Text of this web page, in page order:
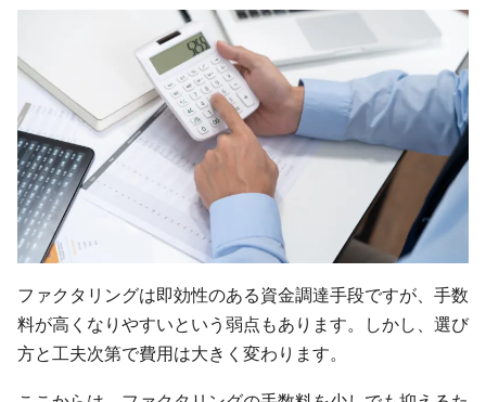
ファクタリングは即効性のある資金調達手段ですが、手数
料が高くなりやすいという弱点もあります。しかし、選び
方と工夫次第で費用は大きく変わります。